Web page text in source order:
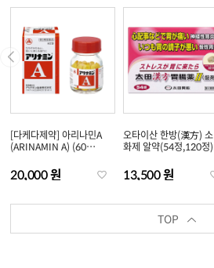
[다케다제약] 아리나민A
(ARINAMIN A) (60
정)
20,000 원
오타이산 한방(漢方) 소
화제 알약(54정,120정)
13,500 원
TOP